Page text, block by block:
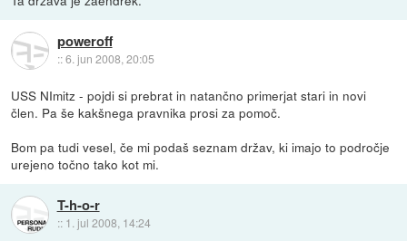
poweroff
::6. jun 2008, 20:05
USS NImitz - pojdi si prebrat in natančno primerjat stari in novi
člen. Pa še kakšnega pravnika prosi za pomoč.
Bom pa tudi vesel, če mi podaš seznam držav, ki imajo to področje
urejeno točno tako kot mi.
T-h-o-r
:: 1. jul 2008, 14:24